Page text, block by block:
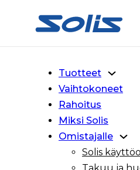
Siirry pääsisältöön
Siirry alatunnisteeseen
Tuotteet
Vaihtokoneet
Rahoitus
Miksi Solis
Omistajalle
Solis